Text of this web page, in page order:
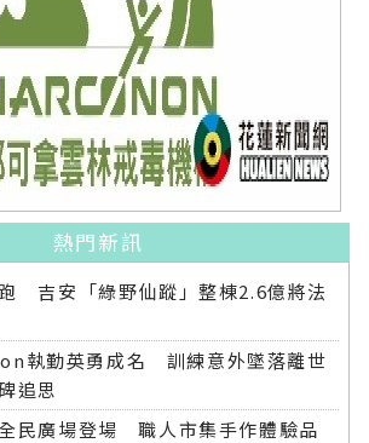
熱門新訊
吉安「綠野仙蹤」整棟2.6億將法
執勤英勇成名 訓練意外墜落離世
追思
民廣場登場 職人市集手作體驗品